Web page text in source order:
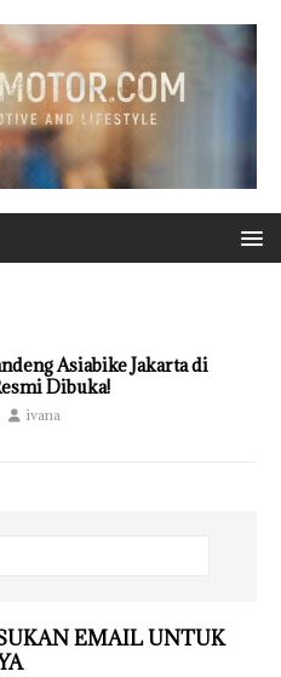
Asiabike Jakarta di
Dibuka!
ivana
EMAIL UNTUK